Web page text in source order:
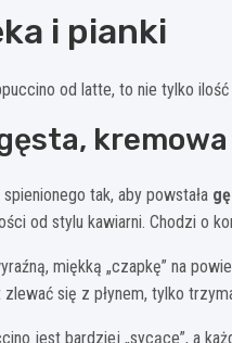
i pianki
od latte, to nie tylko
tak, aby powstała
od stylu kawiarni. Chodzi o
miękką „czapkę” na
się z płynem, tylko
jest bardziej „sycące”, a